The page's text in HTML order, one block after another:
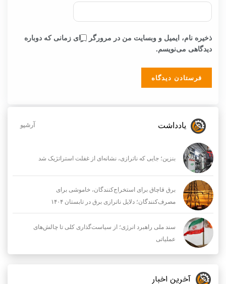
ذخیره نام، ایمیل و وبسایت من در مرورگر برای زمانی که دوباره
دیدگاهی می‌نویسم.
یادداشت آرشیو
بنزین؛ جایی که ناترازی، نشانه‌ای از غفلت استراتژیک شد
برق قاچاق برای استخراج‌کنندگان، خاموشی برای
مصرف‌کنندگان؛ دلایل ناترازی برق در تابستان ۱۴۰۴
سند ملی راهبرد انرژی؛ از سیاست‌گذاری کلی تا چالش‌های
عملیاتی
آخرین اخبار